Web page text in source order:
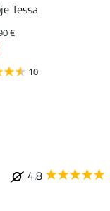
Tessa
€
10
4.8